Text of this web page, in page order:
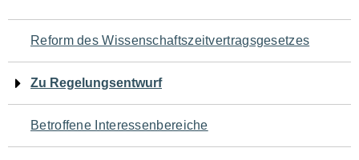
Navigation
für
den
Seiteninhalt
Reform des Wissenschaftszeitvertragsgesetzes
Zu Regelungsentwurf
Betroffene Interessenbereiche